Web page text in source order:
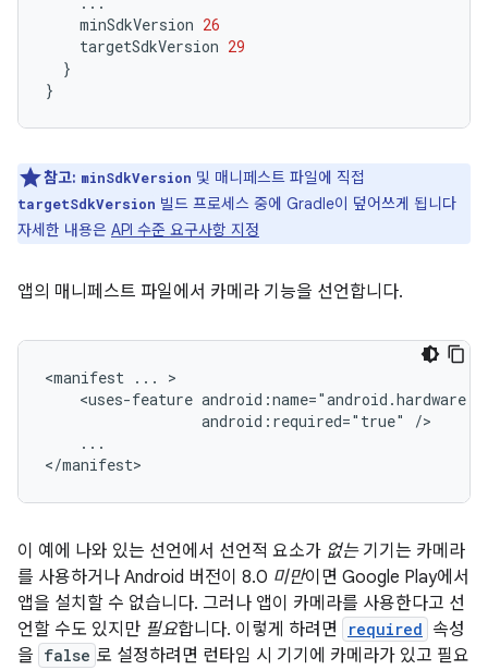
minSdkVersion 26
targetSdkVersion 29
}
}
참고: minSdkVersion 및 매니페스트 파일에 직접
targetSdkVersion 빌드 프로세스 중에 Gradle이 덮어쓰게 됩니다
자세한 내용은 API 수준 요구사항 지정
앱의 매니페스트 파일에서 카메라 기능을 선언합니다.
<manifest ...
<uses-feature
android:required="true"
...
</manifest>
이 예에 나와 있는 선언에서 선언적 요소가 없는기기는 카메라
를 사용하거나 Android 버전이 8.0 미만이면 Google Play에서
앱을 설치할 수 없습니다. 그러나 앱이 카메라를 사용한다고 선
언할 수도 있지만 필요합니다. 이렇게 하려면 required 속성
을 false 로 설정하려면 런타임 시 기기에 카메라가 있고 필요